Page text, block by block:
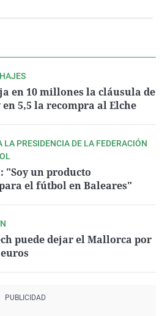
en 10 millones la cláusula de
en 5,5 la recompra al Elche
LA PRESIDENCIA DE LA FEDERACIÓN
"Soy un producto
el fútbol en Baleares"
puede dejar el Mallorca por